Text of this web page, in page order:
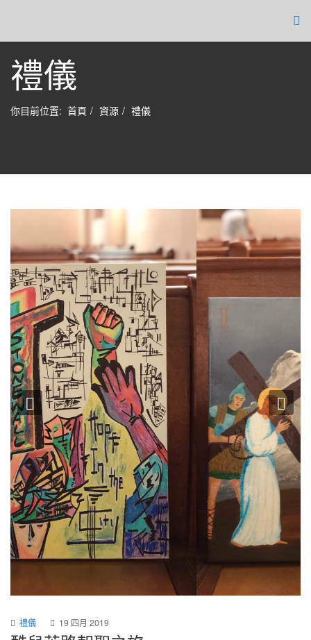
禮儀
你目前位置: 首頁 資源 禮儀
Previous
禮儀 19 四月 2019